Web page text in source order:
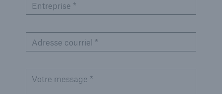
Entreprise *
Adresse courriel *
Votre message *